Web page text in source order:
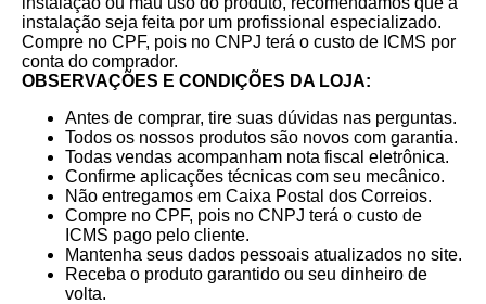
instalação seja feita por um profissional especializado.
Compre no CPF, pois no CNPJ terá o custo de ICMS por
conta do comprador.
OBSERVAÇÕES E CONDIÇÕES DA LOJA:
Antes de comprar, tire suas dúvidas nas perguntas.
Todos os nossos produtos são novos com garantia.
Todas vendas acompanham nota fiscal eletrônica.
Confirme aplicações técnicas com seu mecânico.
Não entregamos em Caixa Postal dos Correios.
Compre no CPF, pois no CNPJ terá o custo de
ICMS pago pelo cliente.
Mantenha seus dados pessoais atualizados no site.
Receba o produto garantido ou seu dinheiro de
volta.